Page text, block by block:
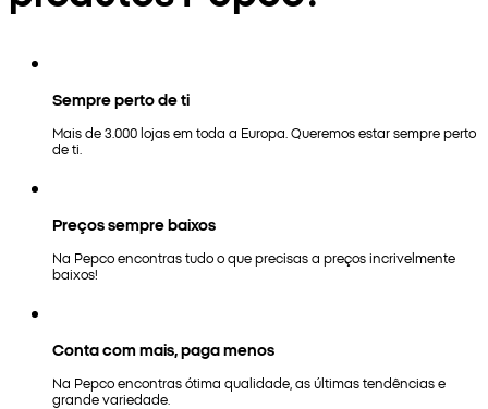
Sempre perto de ti
Mais de 3.000 lojas em toda a Europa. Queremos estar sempre perto
de ti.
Preços sempre baixos
Na Pepco encontras tudo o que precisas a preços incrivelmente
baixos!
Conta com mais, paga menos
Na Pepco encontras ótima qualidade, as últimas tendências e
grande variedade.